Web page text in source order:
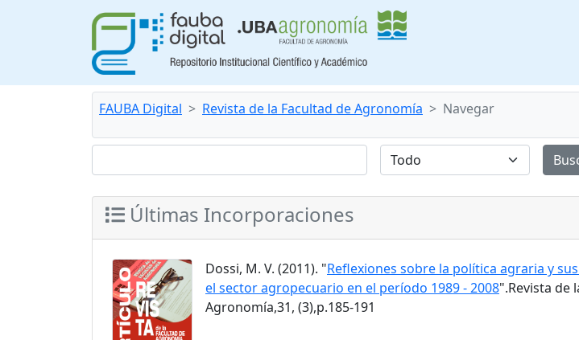
FAUBA Digital Revista de la Facultad de Agronomía Navegar
Últimas Incorporaciones
Dossi, M. V. (2011). "Reflexiones sobre la política agraria y
el sector agropecuario en el período 1989 - 2008".Revista de
Agronomía,31, (3),p.185-191